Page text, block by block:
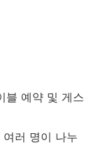
블 예약 및 게스
러 명이 나누